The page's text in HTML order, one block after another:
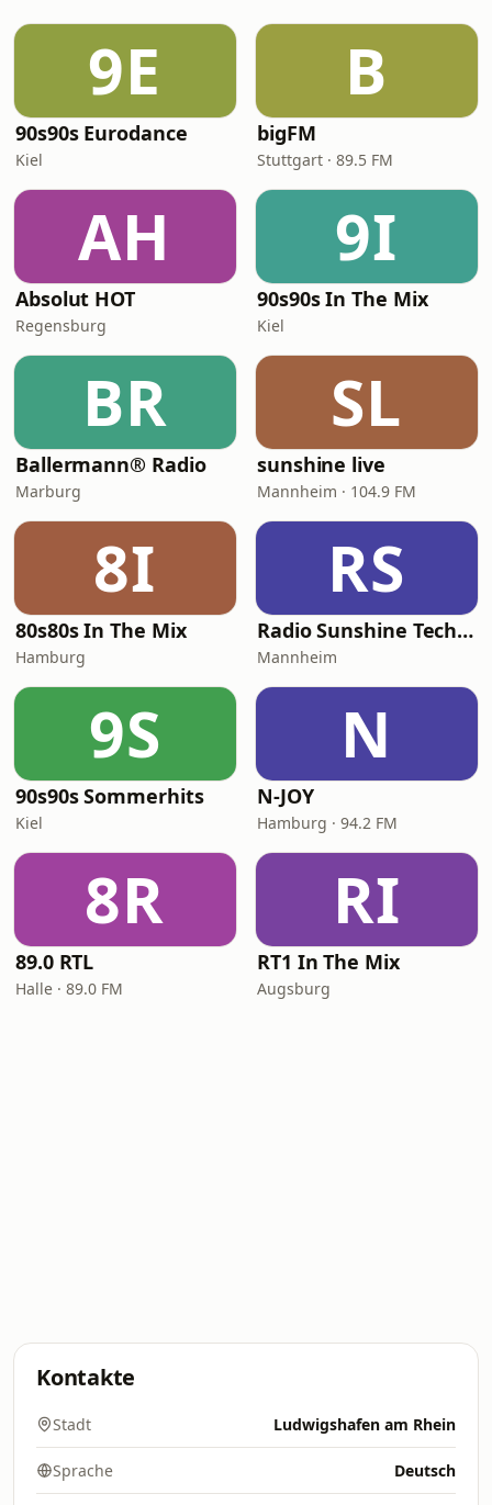
9E
90s90s Eurodance
Kiel
B
bigFM
Stuttgart · 89.5 FM
AH
Absolut HOT
Regensburg
9I
90s90s In The Mix
Kiel
BR
Ballermann® Radio
Marburg
SL
sunshine live
Mannheim · 104.9 FM
8I
80s80s In The Mix
Hamburg
RS
Radio Sunshine Techno
Mannheim
9S
90s90s Sommerhits
Kiel
N
N-JOY
Hamburg · 94.2 FM
8R
89.0 RTL
Halle · 89.0 FM
RI
RT1 In The Mix
Augsburg
Kontakte
Stadt Ludwigshafen am Rhein
Sprache Deutsch